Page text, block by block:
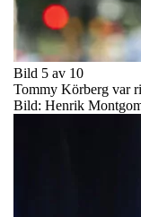
Bild 5 av 10
Tommy Körberg var
Bild: Henrik